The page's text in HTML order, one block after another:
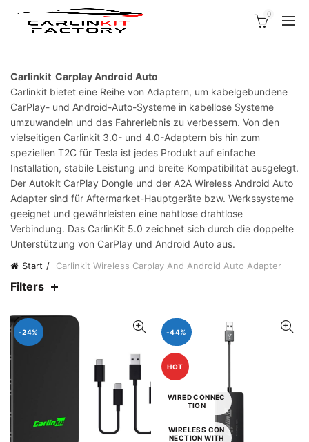
0
Carlinkit Carplay Android Auto
Carlinkit bietet eine Reihe von Adaptern, um kabelgebundene
CarPlay- und Android-Auto-Systeme in kabellose Systeme
umzuwandeln und das Fahrerlebnis zu verbessern. Von den
vielseitigen Carlinkit 3.0- und 4.0-Adaptern bis hin zum
speziellen T2C für Tesla ist jedes Produkt auf einfache
Installation, stabile Leistung und breite Kompatibilität ausgelegt.
Der Autokit CarPlay Dongle und der A2A Wireless Android Auto
Adapter sind für Aftermarket-Hauptgeräte bzw. Werkssysteme
geeignet und gewährleisten eine nahtlose drahtlose
Verbindung. Das CarlinKit 5.0 zeichnet sich durch die doppelte
Unterstützung von CarPlay und Android Auto aus.
Start Carlinkit Wireless Carplay And Android Auto Adapter
Filters
-24% -44%
HOT
WIRED CONNEC
TION
WIRELESS CON
NECTION WITH